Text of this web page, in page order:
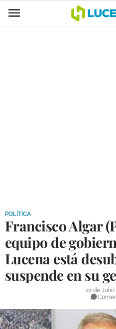
DEPORTES
COMPETICIONES
DEPORTE BASE
VENTANA CIUDADANA
POLÍTICA
Francisco Algar
equipo de
Lucena está
suspende en su
22 de Julio